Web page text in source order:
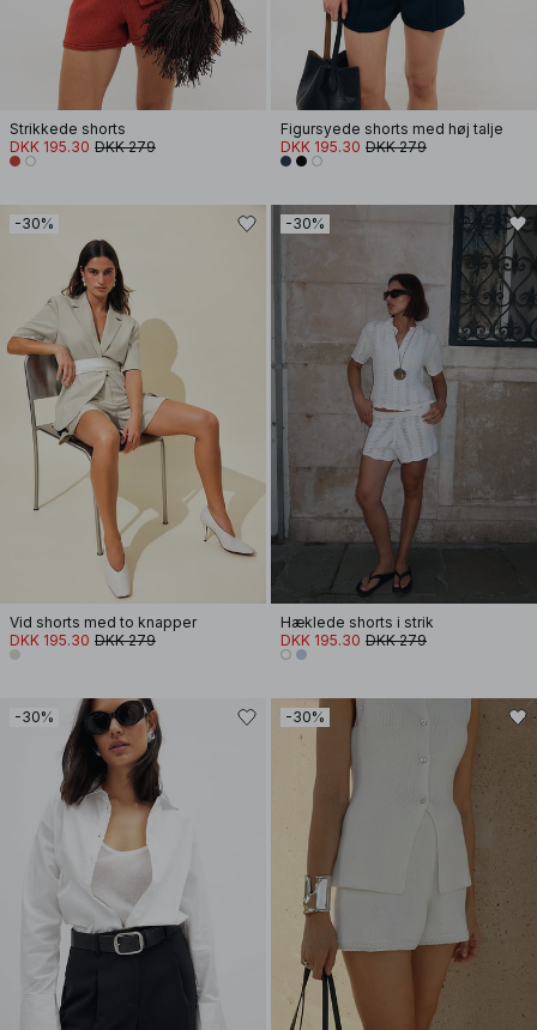
Strikkede shorts
DKK 195.30 DKK 279
Figursyede shorts med høj talje
DKK 195.30 DKK 279
-30%
Vid shorts med to knapper
DKK 195.30 DKK 279
-30%
Hæklede shorts i strik
DKK 195.30 DKK 279
-30% -30%